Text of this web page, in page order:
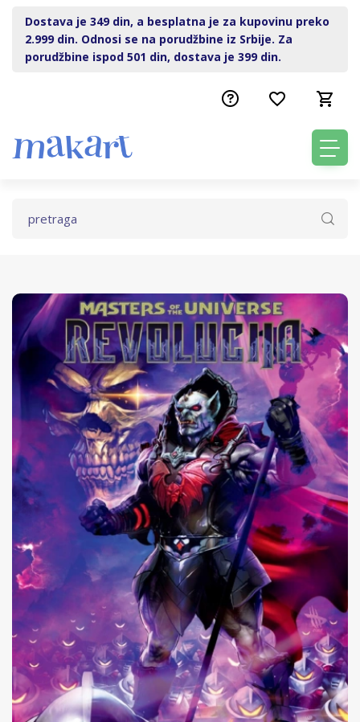
Dostava je 349 din, a besplatna je za kupovinu preko
2.999 din. Odnosi se na porudžbine iz Srbije. Za
porudžbine ispod 501 din, dostava je 399 din.